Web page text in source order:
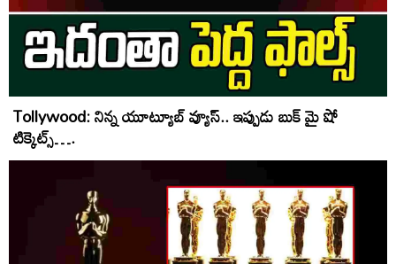
Tollywood: నిన్న యూట్యూబ్ వ్యూస్.. ఇప్పుడు బుక్ మై షో
టిక్కెట్స్….